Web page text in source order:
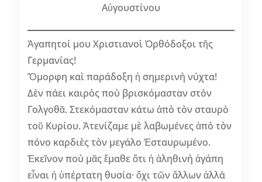
Aὐγουστίνου
Ἀγαπητοί μου Χριστιανοὶ Ὀρθόδοξοι τῆς
Γερμανίας!
Ὄμορφη καὶ παράδοξη ἡ σημερινὴ νύχτα!
Δὲν πάει καιρὸς ποὺ βρισκόμασταν στὸν
Γολγοθᾶ. Στεκόμασταν κάτω ἀπὸ τὸν σταυρὸ
τοῦ Κυρίου. Ἀτενίζαμε μὲ λαβωμένες ἀπὸ τὸν
πόνο καρδιὲς τὸν μεγάλο Ἐσταυρωμένο.
Ἐκεῖνον ποὺ μᾶς ἔμαθε ὅτι ἡ ἀληθινὴ ἀγάπη
εἶναι ἡ ὑπέρτατη θυσία· ὄχι τῶν ἄλλων ἀλλὰ